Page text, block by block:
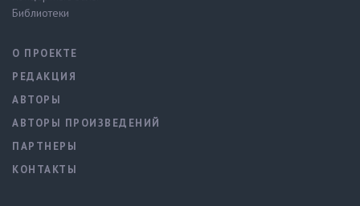
Библиотеки
О ПРОЕКТЕ
РЕДАКЦИЯ
АВТОРЫ
АВТОРЫ ПРОИЗВЕДЕНИЙ
ПАРТНЕРЫ
КОНТАКТЫ